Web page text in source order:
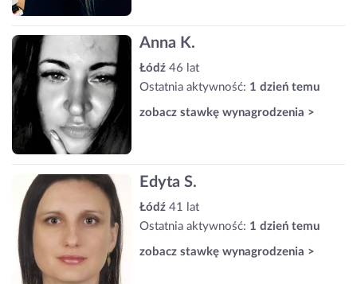
Anna K.
Łódź 46 lat
Ostatnia aktywność: 1 dzień temu
zobacz stawkę wynagrodzenia >
Edyta S.
Łódź 41 lat
Ostatnia aktywność: 1 dzień temu
zobacz stawkę wynagrodzenia >